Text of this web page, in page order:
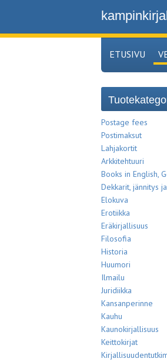
ETUSIVU
Postage fees
Postimaksut
Lahjakortit
Arkkitehtuuri
Books in English,
Dekkarit, jännitys
Elokuva
Erotiikka
Eräkirjallisuus
Filosofia
Historia
Huumori
Ilmailu
Juridiikka
Kansanperinne
Kauhu
Kaunokirjallisuus
Keittokirjat